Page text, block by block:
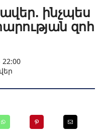
ինչպես
զոհ